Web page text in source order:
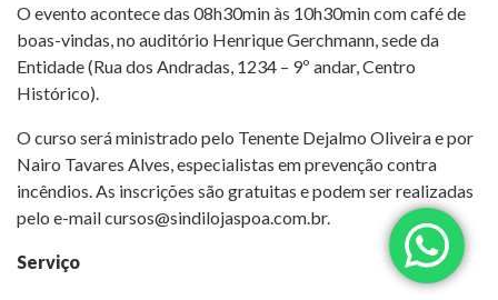
O evento acontece das 08h30min às 10h30min com café de
boas-vindas, no auditório Henrique Gerchmann, sede da
Entidade (Rua dos Andradas, 1234 – 9º andar, Centro
Histórico).
O curso será ministrado pelo Tenente Dejalmo Oliveira e por
Nairo Tavares Alves, especialistas em prevenção contra
incêndios. As inscrições são gratuitas e podem ser realizadas
pelo e-mailcursos@sindilojaspoa.com.br.
Serviço